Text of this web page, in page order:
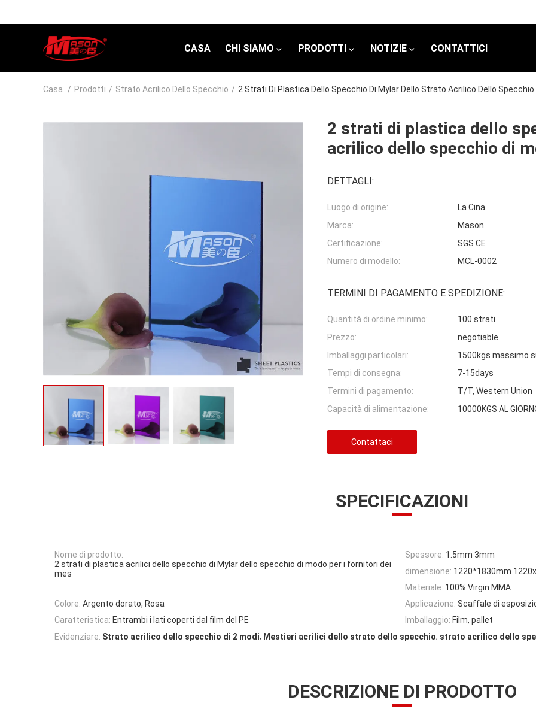
CASA CHI SIAMO PRODOTTI NOTIZIE CONTATTICI
Casa / Prodotti / Strato Acrilico Dello Specchio / 2 Strati Di Plastica Dello Specchio Di Mylar Dello Strato Acrilico Dello
2 strati di plastica dello
acrilico dello specchio di
DETTAGLI:
Luogo di origine:
La Cina
Marca:
Mason
Certificazione:
SGS CE
Numero di modello:
MCL-0002
TERMINI DI PAGAMENTO E SPEDIZIONE:
Quantità di ordine minimo:
100 strati
Prezzo:
negotiable
Imballaggi particolari:
1500kgs massimo
Tempi di consegna:
7-15days
Termini di pagamento:
T/T, Western Union
Capacità di alimentazione:
10000KGS AL
Contattaci
SPECIFICAZIONI
Nome di prodotto:
2 strati di plastica acrilici dello specchio di Mylar dello specchio di modo per i fornitori dei
mes
Spessore: 1.5mm 3mm
dimensione: 1220*1830mm
Materiale: 100% Virgin MMA
Colore: Argento dorato, Rosa Applicazione: Scaffale di
Caratteristica: Entrambi i lati coperti dal film del PE Imballaggio: Film, pallet
Evidenziare: Strato acrilico dello specchio di 2 modi, Mestieri acrilici dello strato dello specchio, strato acrilico dello
DESCRIZIONE DI PRODOTTO